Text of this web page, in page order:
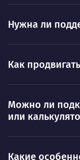
Ты — это то,
Нужна ли
Как
Можно ли
или
Какие